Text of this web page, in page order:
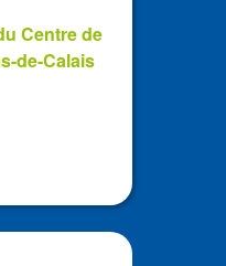
Centre de
de-Calais